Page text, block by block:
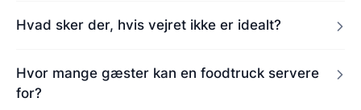
Hvad sker der, hvis vejret ikke er idealt?
Hvor mange gæster kan en foodtruck servere
for?